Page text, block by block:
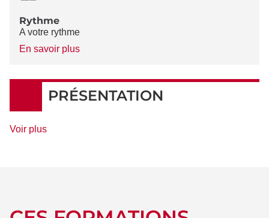
Rythme
A votre rythme
En savoir plusà
Rythme
PRÉSENTATION
Voir plusde